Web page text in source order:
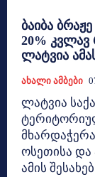
ბაიბა
20% კვლავ
ლატვია
Ახალი Ამბები
ლატვია
ოსეთისა და
ამის